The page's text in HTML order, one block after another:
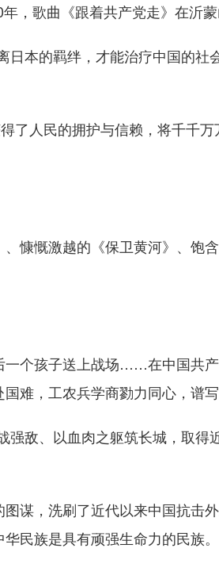
歌曲《跟着共产党走》在沂蒙
本的羁绊，才能治疗中国的社
人民的拥护与信赖，将千千万
慨激越的《保卫黄河》、饱
个孩子送上战场……在中国共
难，工农兵学商勠力同心，谱写
敌、以血肉之躯筑长城，取得
，洗刷了近代以来中国抗击
民族是具有顽强生命力的民族。